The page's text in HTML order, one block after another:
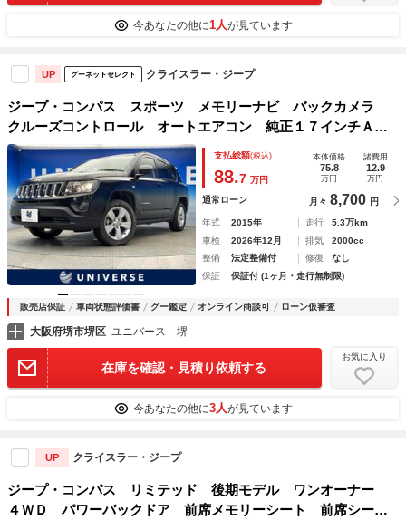
今あなたの他に1人が見ています
UP グーネットセレクト クライスラー・ジープ
ジープ・コンパス スポーツ メモリーナビ バックカメラ
クルーズコントロール オートエアコン 純正１７インチＡ
Ｗ Ｂｌｕｅｔｏｏｔｈ接続 ワンセグＴＶ ＣＤ／ＤＶＤ再
生 ＥＴＣ車載器 禁煙車
支払総額(税込)
88.7 万円
本体価格
75.8
万円
諸費用
12.9
万円
通常ローン 月々 8,700 円
年式 2015年 走行
5.3万km
車検
2026年12月 排気
2000cc
整備
法定整備付 修復
なし
保証
保証付 (1ヶ月・走行無制限)
販売店保証 車両状態評価書 グー鑑定 オンライン商談可 ローン仮審査
大阪府堺市堺区 ユニバース 堺
在庫を確認・見積り依頼する
お気に入り
今あなたの他に3人が見ています
UP クライスラー・ジープ
ジープ・コンパス リミテッド 後期モデル ワンオーナー
４ＷＤ パワーバックドア 前席メモリーシート 前席シート